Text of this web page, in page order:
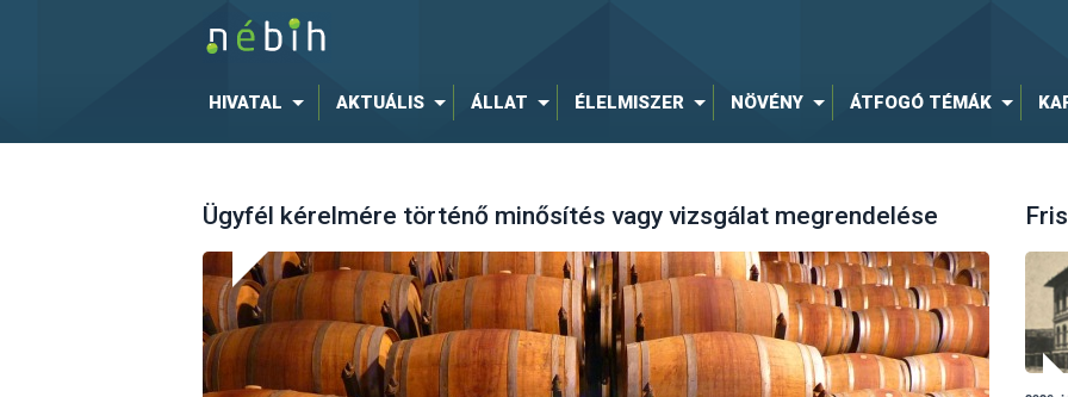
HIVATAL AKTUÁLIS ÁLLAT ÉLELMISZER NÖVÉNY ÁTFOGÓ TÉMÁK
Ügyfél kérelmére történő minősítés vagy vizsgálat megrendelése